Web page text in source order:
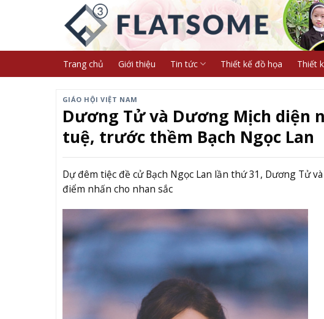
Trang chủ Giới thiệu Tin tức Thiết kế đồ họa Thiết
GIÁO HỘI VIỆT NAM
Dương Tử và Dương Mịch diện
tuệ, trước thềm Bạch Ngọc Lan
Dự đêm tiệc đề cử Bạch Ngọc Lan lần thứ 31, Dương Tử
điểm nhấn cho nhan sắc